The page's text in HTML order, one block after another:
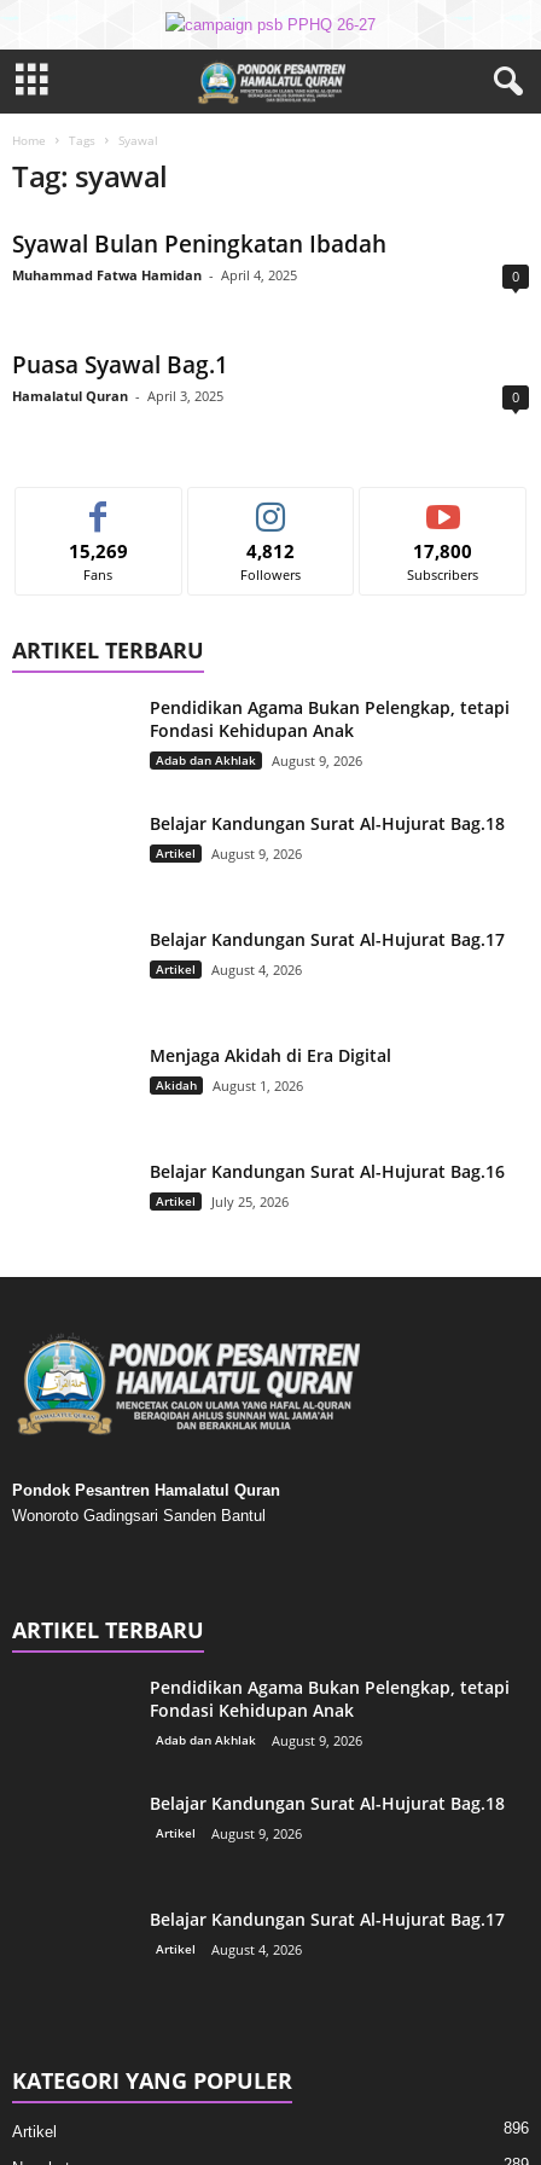
Home Tags Syawal
Tag: syawal
Syawal Bulan Peningkatan Ibadah
Muhammad Fatwa Hamidan - April 4, 2025 0
Puasa Syawal Bag.1
Hamalatul Quran - April 3, 2025 0
15,269
Fans
4,812
Followers
17,800
Subscribers
ARTIKEL TERBARU
Pendidikan Agama Bukan Pelengkap, tetapi
Fondasi Kehidupan Anak
Adab dan Akhlak August 9, 2026
Belajar Kandungan Surat Al-Hujurat Bag.18
Artikel August 9, 2026
Belajar Kandungan Surat Al-Hujurat Bag.17
Artikel August 4, 2026
Menjaga Akidah di Era Digital
Akidah August 1, 2026
Belajar Kandungan Surat Al-Hujurat Bag.16
Artikel July 25, 2026
Pondok Pesantren Hamalatul Quran
Wonoroto Gadingsari Sanden Bantul
ARTIKEL TERBARU
Pendidikan Agama Bukan Pelengkap, tetapi
Fondasi Kehidupan Anak
Adab dan Akhlak August 9, 2026
Belajar Kandungan Surat Al-Hujurat Bag.18
Artikel August 9, 2026
Belajar Kandungan Surat Al-Hujurat Bag.17
Artikel August 4, 2026
KATEGORI YANG POPULER
Artikel 896